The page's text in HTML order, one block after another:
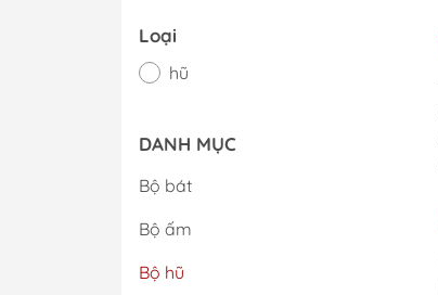
Loại
hũ
DANH MỤC
Bộ bát
Bộ ấm
Bộ hũ